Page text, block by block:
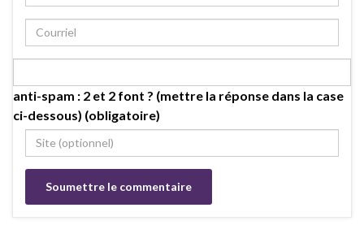
anti-spam : 2 et 2 font ? (mettre la réponse dans la case
ci-dessous) (obligatoire)